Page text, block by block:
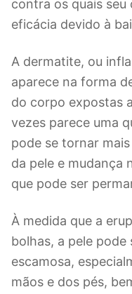
contra os quais
eficácia devido à
A dermatite, ou
aparece na forma
do corpo expostas
vezes parece uma
pode se tornar
da pele e mudança
que pode ser
À medida que a
bolhas, a pele
escamosa,
mãos e dos pés,